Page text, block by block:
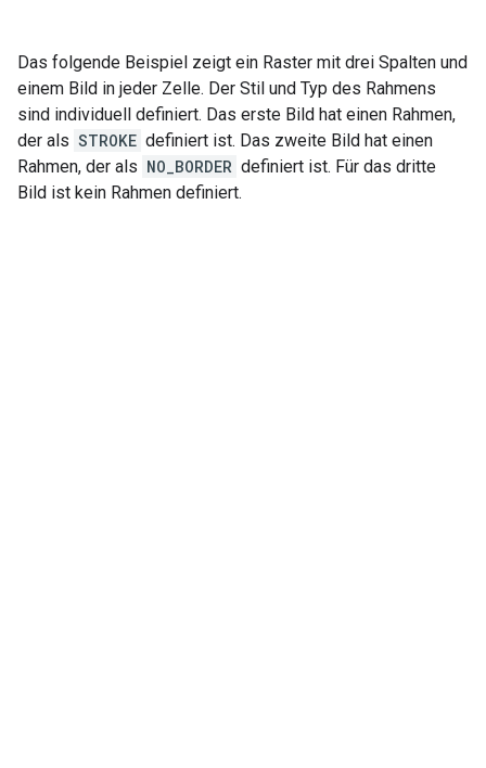
Das folgende Beispiel zeigt ein Raster mit drei Spalten und
einem Bild in jeder Zelle. Der Stil und Typ des Rahmens
sind individuell definiert. Das erste Bild hat einen Rahmen,
der als STROKE definiert ist. Das zweite Bild hat einen
Rahmen, der als NO_BORDER definiert ist. Für das dritte
Bild ist kein Rahmen definiert.